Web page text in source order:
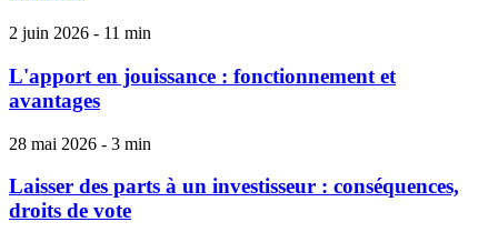
2 juin 2026 - 11 min
L'apport en jouissance : fonctionnement et
avantages
28 mai 2026 - 3 min
Laisser des parts à un investisseur : conséquences,
droits de vote